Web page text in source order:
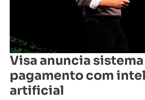
Visa anuncia
pagamento com
artificial